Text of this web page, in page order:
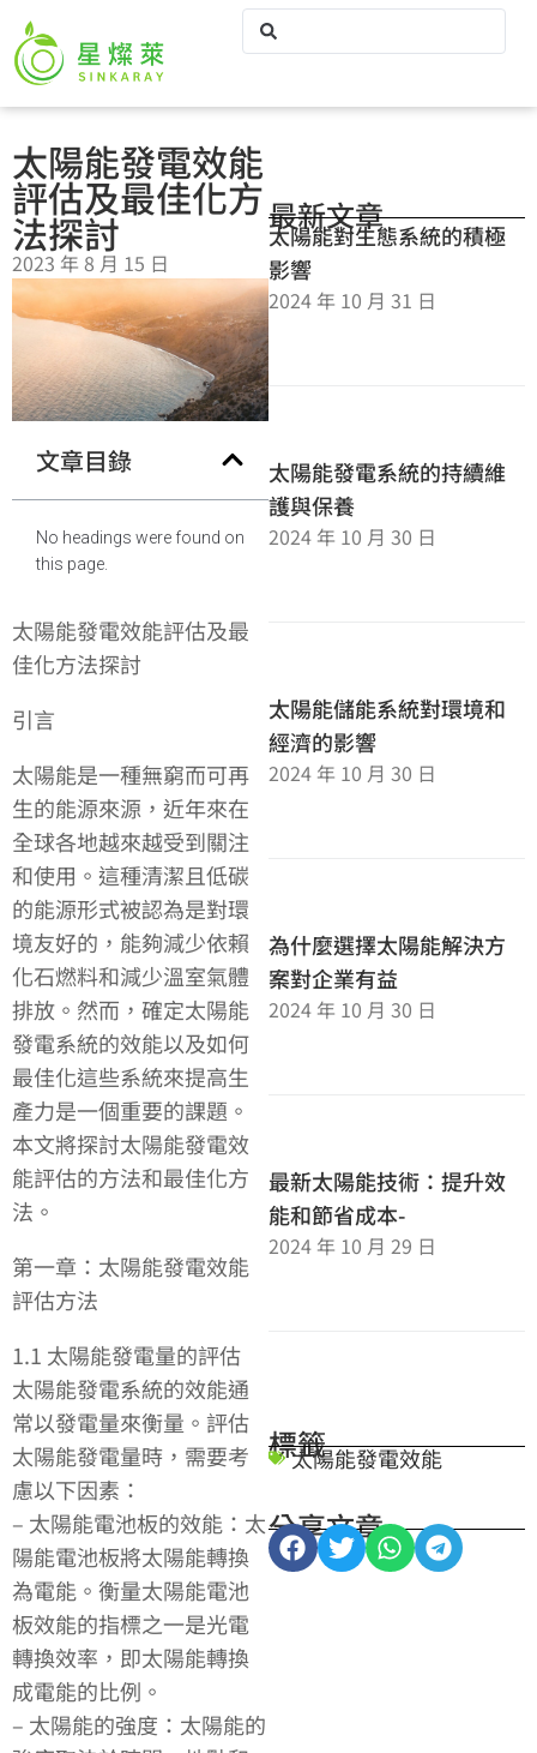
太陽能發電效能
評估及最佳化方
法探討
2023 年 8 月 15 日
文章目錄
No headings were found on
this page.
太陽能發電效能評估及最
佳化方法探討
引言
太陽能是一種無窮而可再
生的能源來源，近年來在
全球各地越來越受到關注
和使用。這種清潔且低碳
的能源形式被認為是對環
境友好的，能夠減少依賴
化石燃料和減少溫室氣體
排放。然而，確定太陽能
發電系統的效能以及如何
最佳化這些系統來提高生
產力是一個重要的課題。
本文將探討太陽能發電效
能評估的方法和最佳化方
法。
第一章：太陽能發電效能
評估方法
1.1 太陽能發電量的評估
太陽能發電系統的效能通
常以發電量來衡量。評估
太陽能發電量時，需要考
慮以下因素：
– 太陽能電池板的效能：太
陽能電池板將太陽能轉換
為電能。衡量太陽能電池
板效能的指標之一是光電
轉換效率，即太陽能轉換
成電能的比例。
– 太陽能的強度：太陽能的
最新文章
太陽能對生態系統的積極
影響
2024 年 10 月 31 日
太陽能發電系統的持續維
護與保養
2024 年 10 月 30 日
太陽能儲能系統對環境和
經濟的影響
2024 年 10 月 30 日
為什麼選擇太陽能解決方
案對企業有益
2024 年 10 月 30 日
最新太陽能技術：提升效
能和節省成本-
2024 年 10 月 29 日
標籤
太陽能發電效能
分享文章